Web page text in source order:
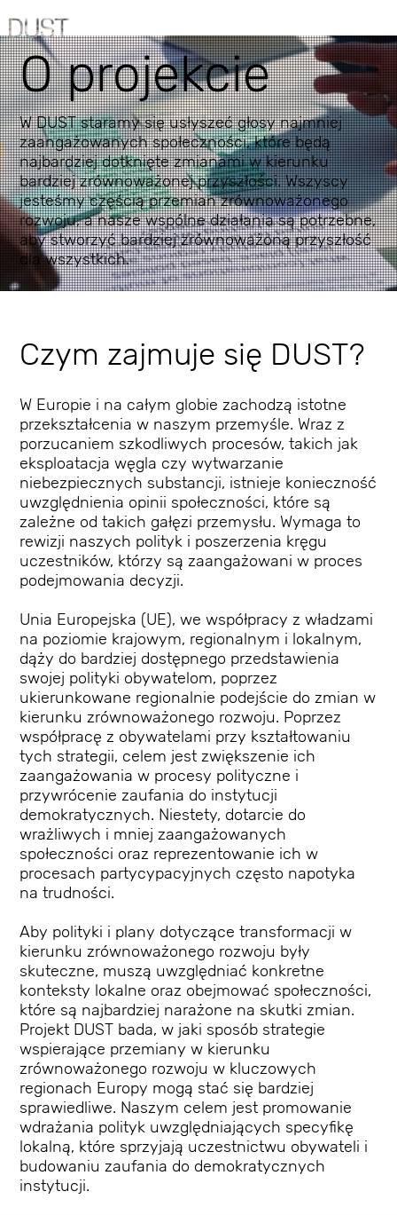
O projekcie
W DUST staramy się usłyszeć głosy najmniej
zaangażowanych społeczności, które będą
najbardziej dotknięte zmianami w kierunku
bardziej zrównoważonej przyszłości. Wszyscy
jesteśmy częścią przemian zrównoważonego
rozwoju, a nasze wspólne działania są potrzebne,
aby stworzyć bardziej zrównoważoną przyszłość
dla wszystkich.
Czym zajmuje się DUST?
W Europie i na całym globie zachodzą istotne
przekształcenia w naszym przemyśle. Wraz z
porzucaniem szkodliwych procesów, takich jak
eksploatacja węgla czy wytwarzanie
niebezpiecznych substancji, istnieje konieczność
uwzględnienia opinii społeczności, które są
zależne od takich gałęzi przemysłu. Wymaga to
rewizji naszych polityk i poszerzenia kręgu
uczestników, którzy są zaangażowani w proces
podejmowania decyzji.
Unia Europejska (UE), we współpracy z władzami
na poziomie krajowym, regionalnym i lokalnym,
dąży do bardziej dostępnego przedstawienia
swojej polityki obywatelom, poprzez
ukierunkowane regionalnie podejście do zmian w
kierunku zrównoważonego rozwoju. Poprzez
współpracę z obywatelami przy kształtowaniu
tych strategii, celem jest zwiększenie ich
zaangażowania w procesy polityczne i
przywrócenie zaufania do instytucji
demokratycznych. Niestety, dotarcie do
wrażliwych i mniej zaangażowanych
społeczności oraz reprezentowanie ich w
procesach partycypacyjnych często napotyka
na trudności.
Aby polityki i plany dotyczące transformacji w
kierunku zrównoważonego rozwoju były
skuteczne, muszą uwzględniać konkretne
konteksty lokalne oraz obejmować społeczności,
które są najbardziej narażone na skutki zmian.
Projekt DUST bada, w jaki sposób strategie
wspierające przemiany w kierunku
zrównoważonego rozwoju w kluczowych
regionach Europy mogą stać się bardziej
sprawiedliwe. Naszym celem jest promowanie
wdrażania polityk uwzględniających specyfikę
lokalną, które sprzyjają uczestnictwu obywateli i
budowaniu zaufania do demokratycznych
instytucji.